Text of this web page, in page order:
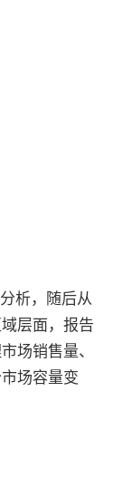
析，随后从
层面，报告
场销售量、
场容量变